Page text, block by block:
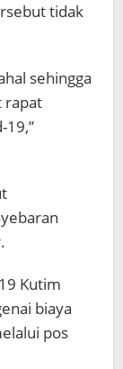
tidak
sehingga
rapat
19,”
Kutim
biaya
pos